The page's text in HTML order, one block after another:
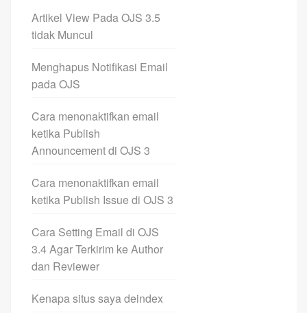
Artikel View Pada OJS 3.5
tidak Muncul
Menghapus Notifikasi Email
pada OJS
Cara menonaktifkan email
ketika Publish
Announcement di OJS 3
Cara menonaktifkan email
ketika Publish Issue di OJS 3
Cara Setting Email di OJS
3.4 Agar Terkirim ke Author
dan Reviewer
Kenapa situs saya deindex